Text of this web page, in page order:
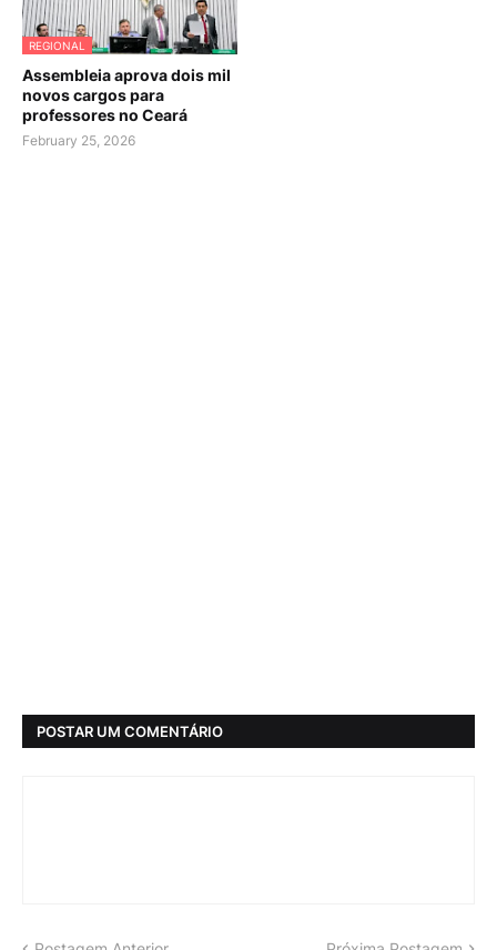
REGIONAL
Assembleia aprova dois mil
novos cargos para
professores no Ceará
February 25, 2026
POSTAR UM COMENTÁRIO